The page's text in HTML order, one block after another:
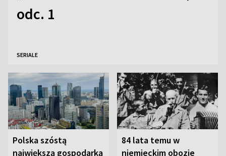
odc. 1
SERIALE
Polska szóstą
największą gospodarką
84 lata temu w
niemieckim obozie